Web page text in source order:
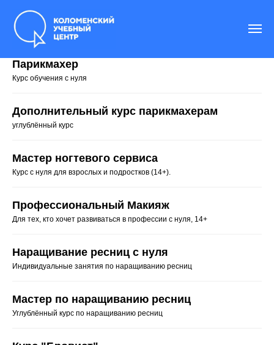
Парикмахер
Курс обучения с нуля
Дополнительный курс парикмахерам
углублённый курс
Мастер ногтевого сервиса
Курс с нуля для взрослых и подростков (14+).
Профессиональный Макияж
Для тех, кто хочет развиваться в профессии с нуля, 14+
Наращивание ресниц с нуля
Индивидуальные занятия по наращиванию ресниц
Мастер по наращиванию ресниц
Углублённый курс по наращиванию ресниц